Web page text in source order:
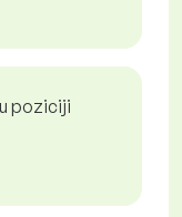
poziciji